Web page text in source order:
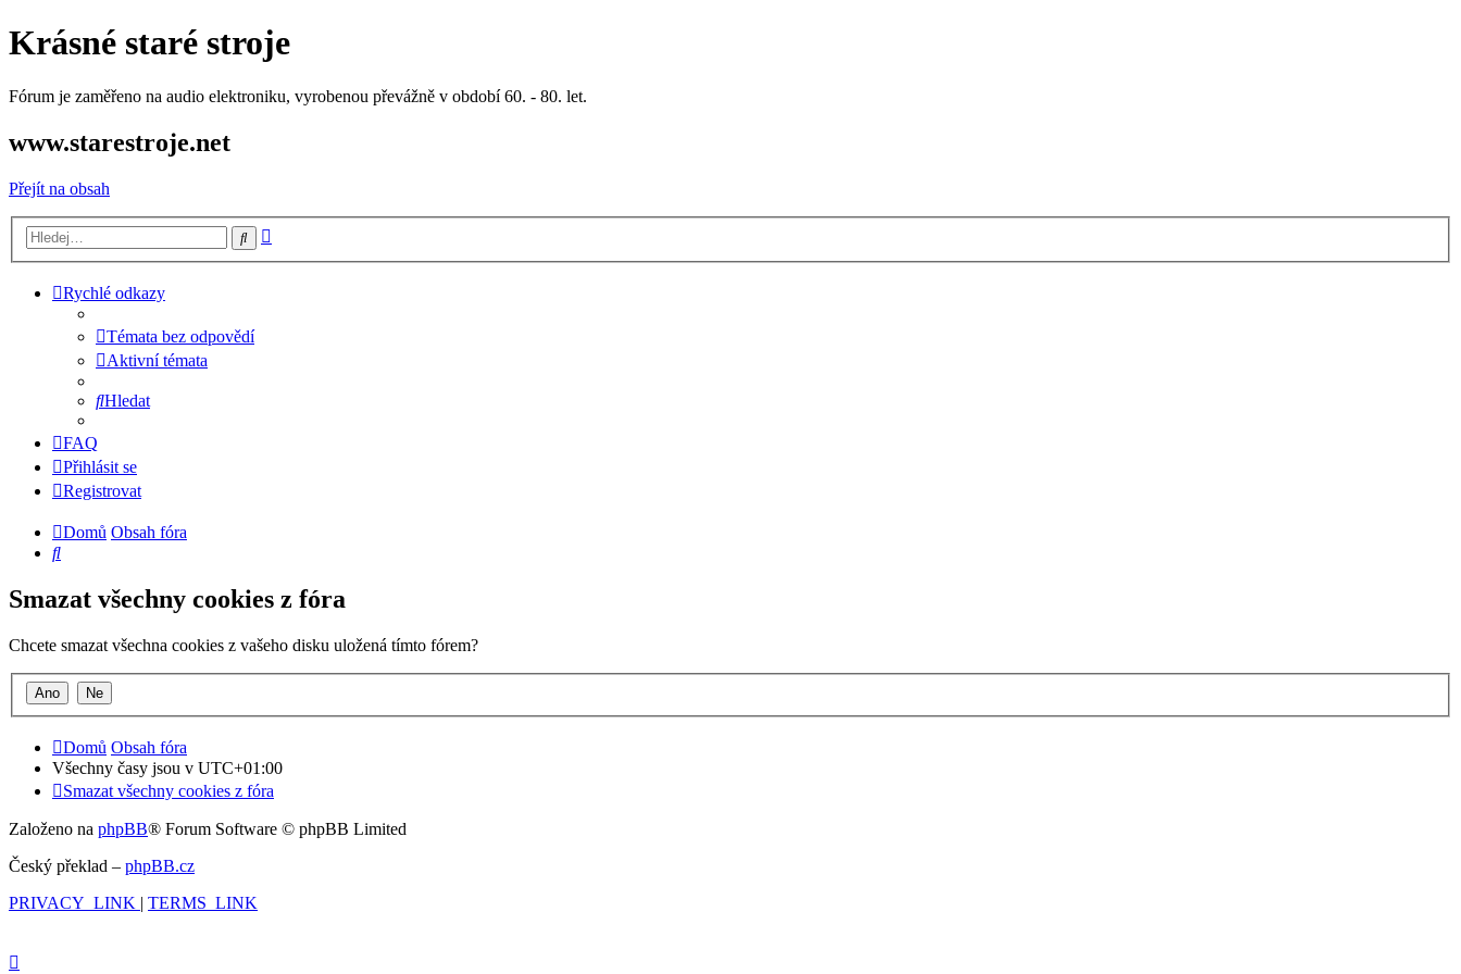
Krásné staré stroje
Fórum je zaměřeno na audio elektroniku, vyrobenou převážně v období 60. - 80. let.
www.starestroje.net
Přejít na obsah
Hledat
Rychlé odkazy
Témata bez odpovědí
Aktivní témata
Hledat
FAQ
Přihlásit se
Registrovat
Domů Obsah fóra
Hledat
Smazat všechny cookies z fóra
Chcete smazat všechna cookies z vašeho disku uložená tímto fórem?
Domů Obsah fóra
Všechny časy jsou v UTC+01:00
Smazat všechny cookies z fóra
Založeno na phpBB® Forum Software © phpBB Limited
Český překlad – phpBB.cz
PRIVACY_LINK | TERMS_LINK